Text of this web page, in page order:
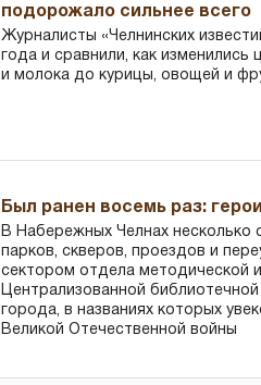
подорожало сильнее всего
Журналисты «Челнинских
года и сравнили, как
и молока до курицы, овощей и
Был ранен восемь раз:
В Набережных Челнах несколько
парков, скверов, проездов и
сектором отдела методической
Централизованной
города, в названиях которых
Великой Отечественной войны